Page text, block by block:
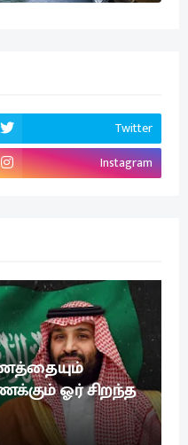
Twitter
Instagram
ஓர் சிறந்த